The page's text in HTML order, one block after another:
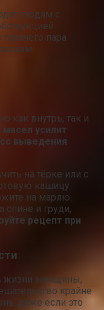
людям с
пара
как внутрь, так и
усилит
выведения
на тёрке или с
кашицу
на марлю.
спине и груди,
рецепт при
жизни женщины,
крайне
даже если это